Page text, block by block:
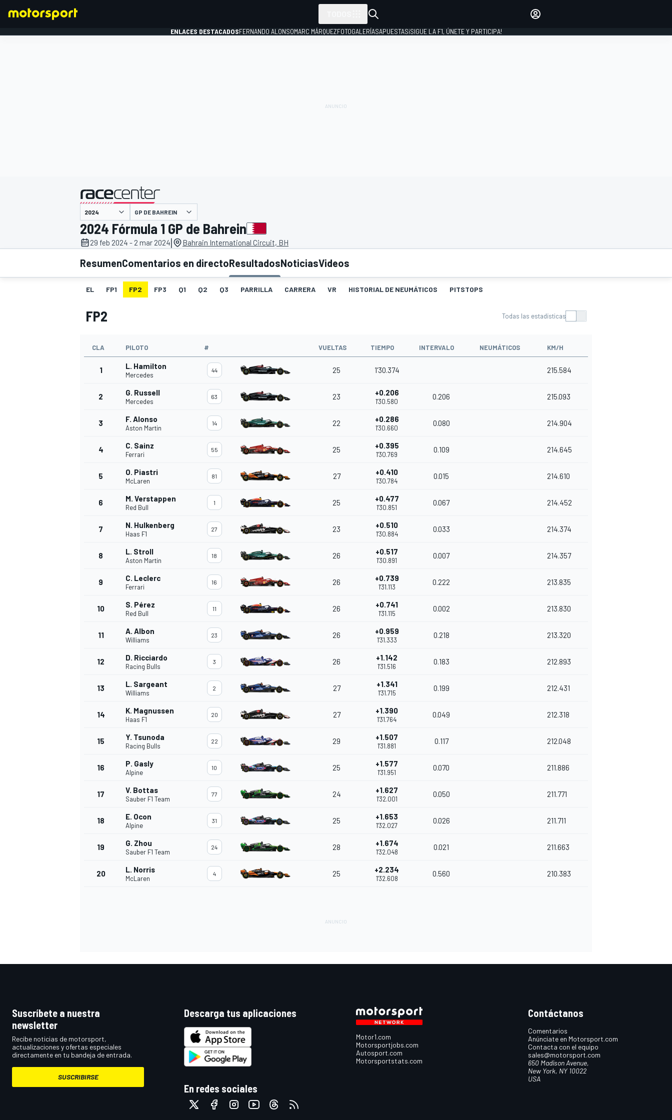
INDYCAR WRC
FÓRMULA E
ENLACES DESTACADOSFERNANDO ALONSOMARC MÁRQUEZFOTOGALERÍASAPUESTAS¡SIGUE LA F1, ÚNETE Y PARTICIPA!
presentado por
GP DE BAHREIN
2024 Fórmula 1 GP de Bahrein
29 feb 2024 - 2 mar 2024| Bahrain International Circuit, BH
ResumenComentarios en directoResultadosNoticiasVideos
EL FP1 FP2 FP3 Q1 Q2 Q3 PARRILLA CARRERA VR HISTORIAL DE NEUMÁTICOS PITSTOPS
FP2 Todas las estadísticas
CLA PILOTO # VUELTAS TIEMPO INTERVALO NEUMÁTICOS KM/H
1 L. Hamilton
Mercedes
44 25 1'30.374 215.584
2 G. Russell
Mercedes
63 23 +0.206
1'30.580
0.206 215.093
3 F. Alonso
Aston Martin
14 22 +0.286
1'30.660
0.080 214.904
4 C. Sainz
Ferrari
55 25 +0.395
1'30.769
0.109 214.645
5 O. Piastri
McLaren
81 27 +0.410
1'30.784
0.015 214.610
6 M. Verstappen
Red Bull
1 25 +0.477
1'30.851
0.067 214.452
7 N. Hulkenberg
Haas F1
27 23 +0.510
1'30.884
0.033 214.374
8 L. Stroll
Aston Martin
18 26 +0.517
1'30.891
0.007 214.357
9 C. Leclerc
Ferrari
16 26 +0.739
1'31.113
0.222 213.835
10 S. Pérez
Red Bull
11 26 +0.741
1'31.115
0.002 213.830
11 A. Albon
Williams
23 26 +0.959
1'31.333
0.218 213.320
12 D. Ricciardo
Racing Bulls
3 26 +1.142
1'31.516
0.183 212.893
13 L. Sargeant
Williams
2 27 +1.341
1'31.715
0.199 212.431
14 K. Magnussen
Haas F1
20 27 +1.390
1'31.764
0.049 212.318
15 Y. Tsunoda
Racing Bulls
22 29 +1.507
1'31.881
0.117 212.048
16 P. Gasly
Alpine
10 25 +1.577
1'31.951
0.070 211.886
17 V. Bottas
Sauber F1 Team
77 24 +1.627
1'32.001
0.050 211.771
18 E. Ocon
Alpine
31 25 +1.653
1'32.027
0.026 211.711
19 G. Zhou
Sauber F1 Team
24 28 +1.674
1'32.048
0.021 211.663
20 L. Norris
McLaren
4 25 +2.234
1'32.608
0.560 210.383
Suscríbete a nuestra
newsletter
Recibe noticias de motorsport,
actualizaciones y ofertas especiales
directamente en tu bandeja de entrada.
SUSCRIBIRSE
Descarga tus aplicaciones
En redes sociales
Motor1.com
Motorsportjobs.com
Autosport.com
Motorsportstats.com
Contáctanos
Comentarios
Anúnciate en Motorsport.com
Contacta con el equipo
sales@motorsport.com
650 Madison Avenue,
New York, NY 10022
USA